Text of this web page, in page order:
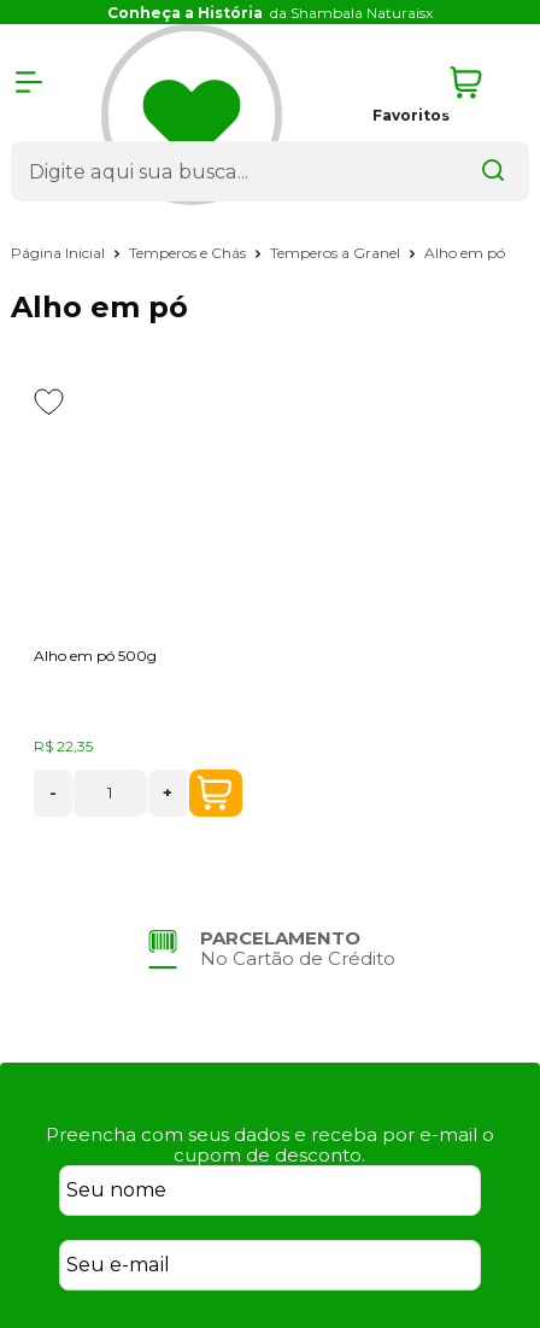
Conheça a História da Shambala Naturaisx
Favoritos
Página Inicial Temperos e Chás Temperos a Granel Alho em pó
Alho em pó
Alho em pó 500g
R$ 22,35
- +
PARCELAMENTO
No Cartão de Crédito
Preencha com seus dados e receba por e-mail o
cupom de desconto.